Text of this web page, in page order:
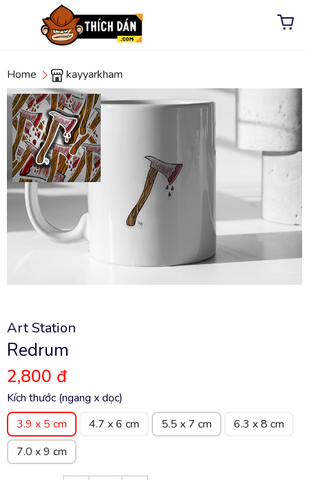
Home kayyarkham
Art Station
Redrum
2,800 đ
Kích thước (ngang x dọc)
3.9 x 5 cm
4.7 x 6 cm 5.5 x 7 cm
6.3 x 8 cm
7.0 x 9 cm